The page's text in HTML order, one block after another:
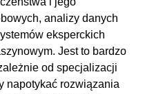
00:05:53
OGLĄDAJ »
00:09:01
OGLĄDAJ »
analizy danych
eksperckich
Jest to bardzo
od specjalizacji
napotykać rozwiązania